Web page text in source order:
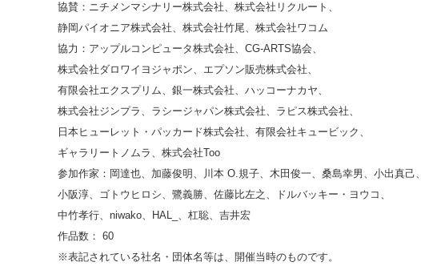
協賛：ニチメンマシナリー株式会社、株式会社リクルート、
静岡パイオニア株式会社、株式会社竹尾、株式会社ワコム
協力：アップルコンピュータ株式会社、CG-ARTS協会、
株式会社ダロワイヨジャポン、エプソン販売株式会社、
有限会社エクスプリム、銀一株式会社、ハッコーナカヤ、
株式会社ジンプラ、ラシージャパン株式会社、ラピス株式会社、
日本ヒューレット・パッカード株式会社、有限会社キュービック、
ギャラリートノムラ、株式会社Too
参加作家：岡達也、加藤俊明、川本 O.規子、木田俊一、桑島幸男、小出真己、
小阪淳、ゴトウヒロシ、鷺義勝、佐藤比左之、ドルバッキー・ヨウコ、
中竹孝行、niwako、HAL_、杠聡、吉井宏
作品数： 60
※表記されている社名・団体名等は、開催当時のものです。